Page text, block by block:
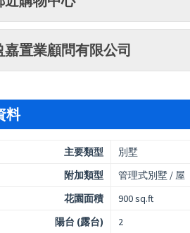
嘉置業顧問有限公司
料
主要類型
別墅
附加類型
管理式別墅 / 屋
花園面積
900 sq.ft
陽台 (露台)
2